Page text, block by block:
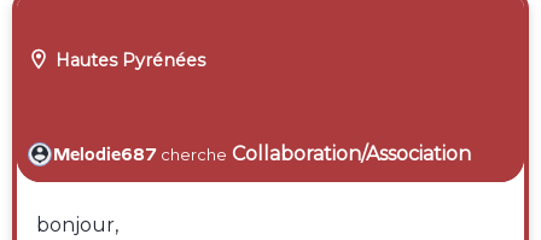
 Hautes Pyrénées
Melodie687 cherche Collaboration/Association
bonjour,